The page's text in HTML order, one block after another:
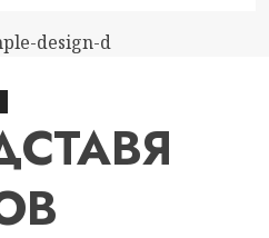
HMD
от
перфектен
телефон
за